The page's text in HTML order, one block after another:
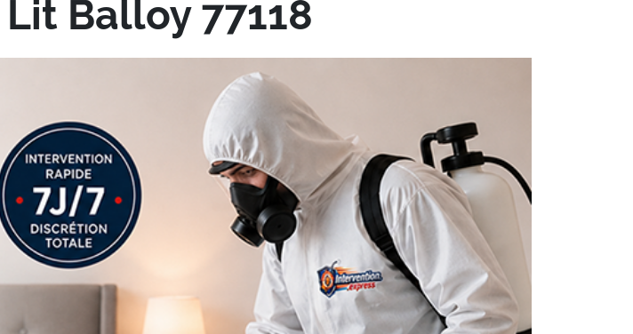
Balloy 77118